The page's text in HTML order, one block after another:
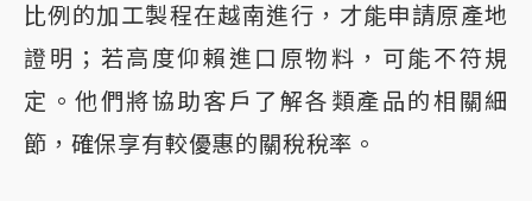
比例的加工製程在越南進行，才能申請原產地
證明；若高度仰賴進口原物料，可能不符規
定。他們將協助客戶了解各類產品的相關細
節，確保享有較優惠的關稅稅率。